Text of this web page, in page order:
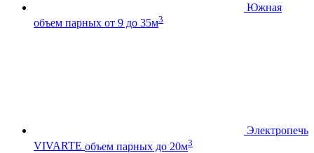
Южная
объем парных от 9 до 35м3
Электропечь
VIVARTE объем парных до 20м3